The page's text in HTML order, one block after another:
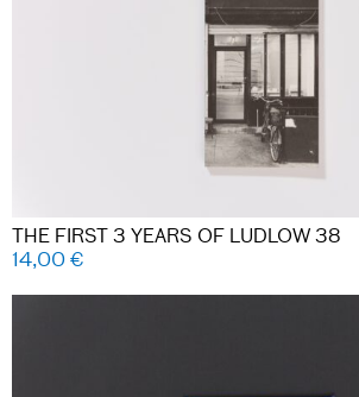
THE FIRST 3 YEARS OF LUDLOW 38
14,00€